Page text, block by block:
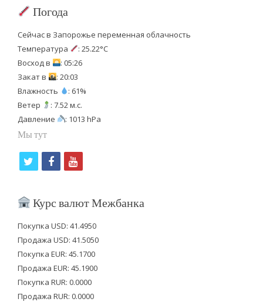
Погода
Сейчас в Запорожье переменная облачность
Температура
: 25.22°C
Восход в
: 05:26
Закат в
: 20:03
Влажность
: 61%
Ветер
: 7.52 м.с.
Давление
: 1013 hPa
Мы тут
i
t
e
r
f
b
o
o
k
y
u
b
e
Курс валют Межбанка
Покупка USD: 41.4950
Продажа USD: 41.5050
Покупка EUR: 45.1700
Продажа EUR: 45.1900
Покупка RUR: 0.0000
Продажа RUR: 0.0000